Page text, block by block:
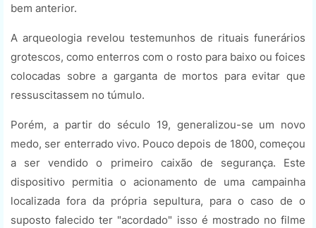
bem anterior.
A arqueologia revelou testemunhos de rituais funerários
grotescos, como enterros com o rosto para baixo ou foices
colocadas sobre a garganta de mortos para evitar que
ressuscitassem no túmulo.
Porém, a partir do século 19, generalizou-se um novo
medo, ser enterrado vivo. Pouco depois de 1800, começou
a ser vendido o primeiro caixão de segurança. Este
dispositivo permitia o acionamento de uma campainha
localizada fora da própria sepultura, para o caso de o
suposto falecido ter "acordado" isso é mostrado no filme